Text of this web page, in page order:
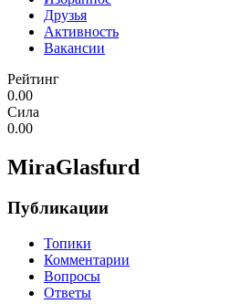
Друзья
Активность
Вакансии
Рейтинг
0.00
Сила
0.00
MiraGlasfurd
Публикации
Топики
Комментарии
Вопросы
Ответы